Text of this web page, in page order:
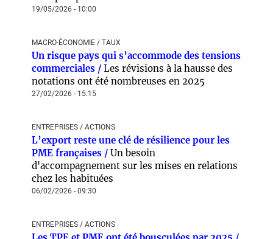
19/05/2026 - 10:00
MACRO-ÉCONOMIE / TAUX
Un risque pays qui s’accommode des tensions
commerciales / Les révisions à la hausse des
notations ont été nombreuses en 2025
27/02/2026 - 15:15
ENTREPRISES / ACTIONS
L’export reste une clé de résilience pour les
PME françaises / Un besoin
d'accompagnement sur les mises en relations
chez les habituées
06/02/2026 - 09:30
ENTREPRISES / ACTIONS